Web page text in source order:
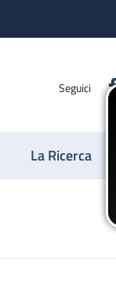
Seguici
La Ricerca